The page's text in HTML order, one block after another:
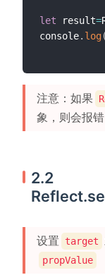
let result=
console. log(
注意：如果
象，则会报错
2.2
设置 target
propValue